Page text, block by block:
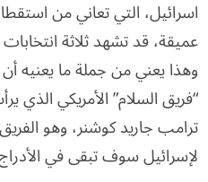
اسرائيل، التي تعاني من
عميقة، قد تشهد ثلاثة
وهذا يعني من جملة ما يعنيه
“فريق السلام” الأمريكي
ترامب جاريد كوشنر، وهو
لإسرائيل سوف تبقى في